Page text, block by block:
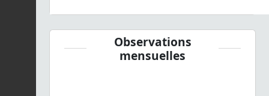
Observations
mensuelles